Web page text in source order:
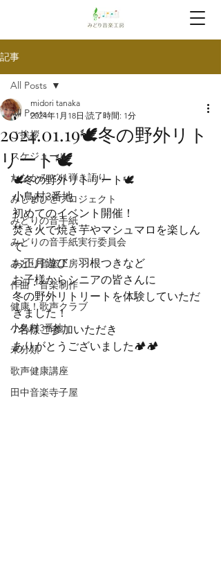
記事
All Posts
ご挨拶
スケジュール
たなかみどり弾き語り
みしまびとプロジェクト
みどりの音手紙
みどりの音手紙実行委員会
みどり音楽工房
作曲・音楽制作
健康！歌声クラブ
小鳥村3番地
未分類
歌声健康講座
田中音楽寺子屋
All Posts
2024.01.19🕊️冬の野外リト
リート🕊️
midori tanaka
2024年1月18日 読了時間: 1分
🕊️冬の野外リトリート🕊️
小鳥村3番地
初めてのイベント開催！
焚き火で焼き芋やマシュマロを楽しん
で
お正月遊び　羽根つきなど
お子様からシニアの皆さんに
冬の野外リトリートを体験していただ
きました！
7名様ご参加いただき
ありがとうございました🏕️🏕️